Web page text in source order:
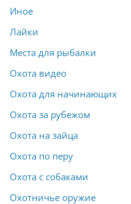
Иное
Лайки
Места для рыбалки
Охота видео
Охота для начинающих
Охота за рубежом
Охота на зайца
Охота по перу
Охота с собаками
Охотничье оружие